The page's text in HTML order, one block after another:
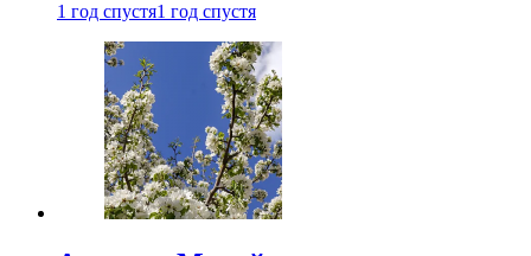
1 год спустя1 год спустя